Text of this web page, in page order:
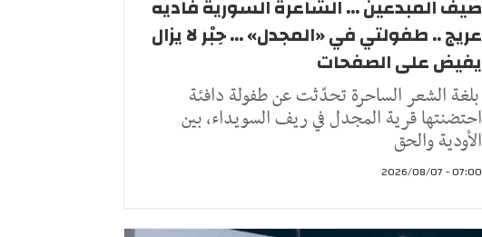
صيف المبدعين ... الشّاعرة السورية فاديه
عريج .. طفولتي في «المجدل» ... حِبْر لا يزال
يفيض على الصفحات
بلغة الشعر الساحرة تحدّثت عن طفولة دافئة
احتضنتها قرية المجدل في ريف السويداء، بين
الأودية والحق
07:00 - 2026/08/07